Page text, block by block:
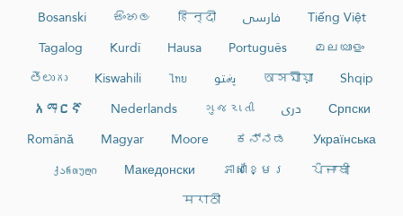
Bosanski
සිංහල हिन्दी فارسی
Tiếng Việt
Tagalog
Kurdî Hausa Português
മലയാളം
తెలుగు
Kiswahili ไทย پښتو অসমীয়া
Shqip
አማርኛ
Nederlands ગુજરાતી دری
Српски
Română
Magyar Moore ಕನ್ನಡ
Українська
ქართული
Македонски ភាសាខ្មែរ
ਪੰਜਾਬੀ
मराठी